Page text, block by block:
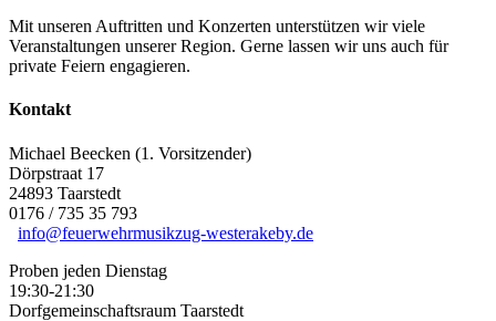
Mit unseren Auftritten und Konzerten unterstützen wir viele
Veranstaltungen unserer Region. Gerne lassen wir uns auch für
private Feiern engagieren.
Kontakt
Michael Beecken (1. Vorsitzender)
Dörpstraat 17
24893 Taarstedt
0176 / 735 35 793
info@feuerwehrmusikzug-westerakeby.de
Proben jeden Dienstag
19:30-21:30
Dorfgemeinschaftsraum Taarstedt